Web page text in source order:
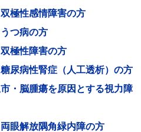
極性感情障害の方
つ病の方
極性障害の方
尿病性腎症（人工透析）の方
・脳腫瘍を原因とする視力障
眼解放隅角緑内障の方